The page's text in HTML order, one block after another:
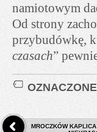
namiotowym
Od strony
przybudówkę,
czasach”
MROCZKÓW